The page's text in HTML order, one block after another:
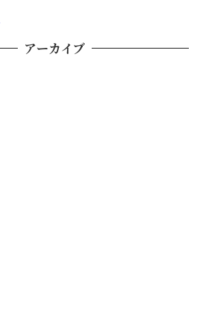
アーカイブ